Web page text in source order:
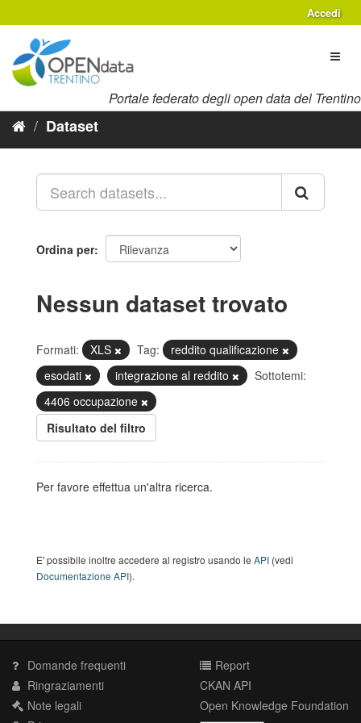
al
contenuto
Accedi
Portale federato degli open data del Trentino
Dataset
Ordina per
Nessun dataset trovato
Formati: XLS Tag:
reddito qualificazione
esodati
integrazione al reddito
Sottotemi:
4406 occupazione
Risultato del filtro
Per favore effettua un'altra ricerca.
E' possibile inoltre accedere al registro usando le API (vedi
Documentazione API).
Domande frequenti
Ringraziamenti
Note legali
Report
CKAN API
Open Knowledge Foundation